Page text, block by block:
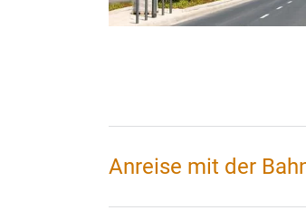
Anreise mit der